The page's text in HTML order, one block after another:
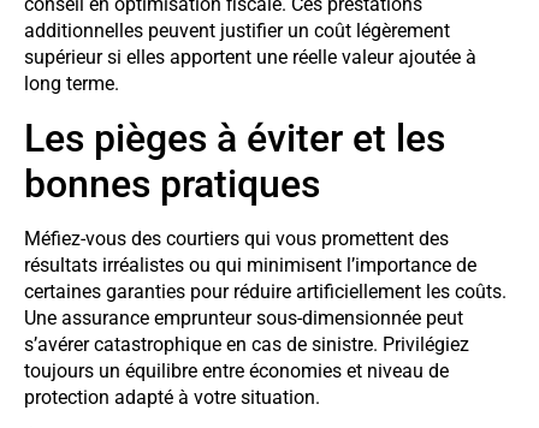
conseil en optimisation fiscale. Ces prestations
additionnelles peuvent justifier un coût légèrement
supérieur si elles apportent une réelle valeur ajoutée à
long terme.
Les pièges à éviter et les
bonnes pratiques
Méfiez-vous des courtiers qui vous promettent des
résultats irréalistes ou qui minimisent l’importance de
certaines garanties pour réduire artificiellement les coûts.
Une assurance emprunteur sous-dimensionnée peut
s’avérer catastrophique en cas de sinistre. Privilégiez
toujours un équilibre entre économies et niveau de
protection adapté à votre situation.